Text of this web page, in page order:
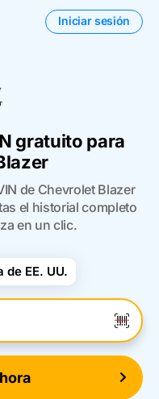
Iniciar sesión
gratuito para
de Chevrolet Blazer
el historial completo
en un clic.
de EE. UU.